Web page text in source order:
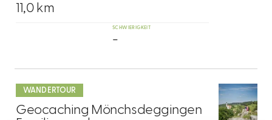
11,0 km
SCHWIERIGKEIT
-
WANDERTOUR
3
Geocaching Mönchsdeggingen
dazu